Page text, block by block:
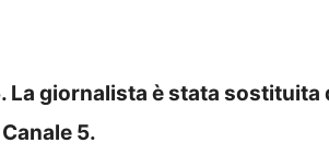
La giornalista è stata sostituita
5.